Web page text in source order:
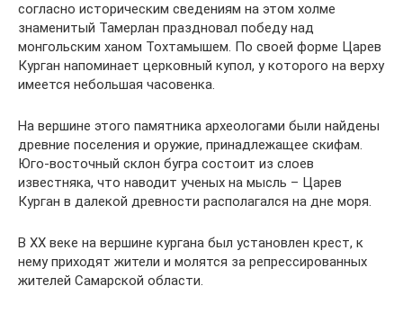
согласно историческим сведениям на этом холме
знаменитый Тамерлан праздновал победу над
монгольским ханом Тохтамышем. По своей форме Царев
Курган напоминает церковный купол, у которого на верху
имеется небольшая часовенка.
На вершине этого памятника археологами были найдены
древние поселения и оружие, принадлежащее скифам.
Юго-восточный склон бугра состоит из слоев
известняка, что наводит ученых на мысль – Царев
Курган в далекой древности располагался на дне моря.
В XX веке на вершине кургана был установлен крест, к
нему приходят жители и молятся за репрессированных
жителей Самарской области.